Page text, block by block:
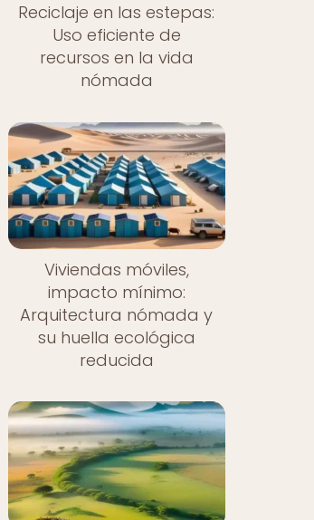
Reciclaje en las estepas:
Uso eficiente de
recursos en la vida
nómada
Viviendas móviles,
impacto mínimo:
Arquitectura nómada y
su huella ecológica
reducida